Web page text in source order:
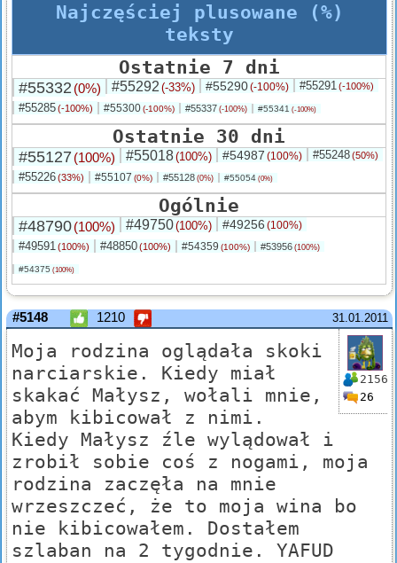
Najczęściej plusowane (%)
teksty
Ostatnie 7 dni
#55332 (0%) #55292 (-33%) #55290(-100%) #55291(-100%)
#55285(-100%) #55300(-100%) #55337 (-100%) #55341 (-100%)
Ostatnie 30 dni
#55127 (100%) #55018(100%) #54987 (100%) #55248(50%)
#55226(33%) #55107 (0%) #55128 (0%) #55054 (0%)
Ogólnie
#48790(100%) #49750(100%) #49256 (100%)
#49591(100%) #48850(100%) #54359 (100%) #53956 (100%)
#54375 (100%)
31.01.2011
#5148 1210
2156
26
Moja rodzina oglądała skoki
narciarskie. Kiedy miał
skakać Małysz, wołali mnie,
abym kibicował z nimi.
Kiedy Małysz źle wylądował i
zrobił sobie coś z nogami, moja
rodzina zaczęła na mnie
wrzeszczeć, że to moja wina bo
nie kibicowałem. Dostałem
szlaban na 2 tygodnie. YAFUD